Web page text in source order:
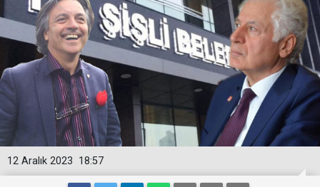
18:57
12 Aralık 2023